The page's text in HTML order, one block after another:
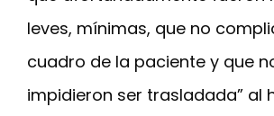
leves, mínimas, que no
cuadro de la paciente y que
impidieron ser trasladada” al